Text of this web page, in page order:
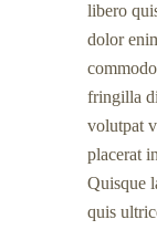
libero
dolor
fringilla
volutpat
placerat
Quisque
quis